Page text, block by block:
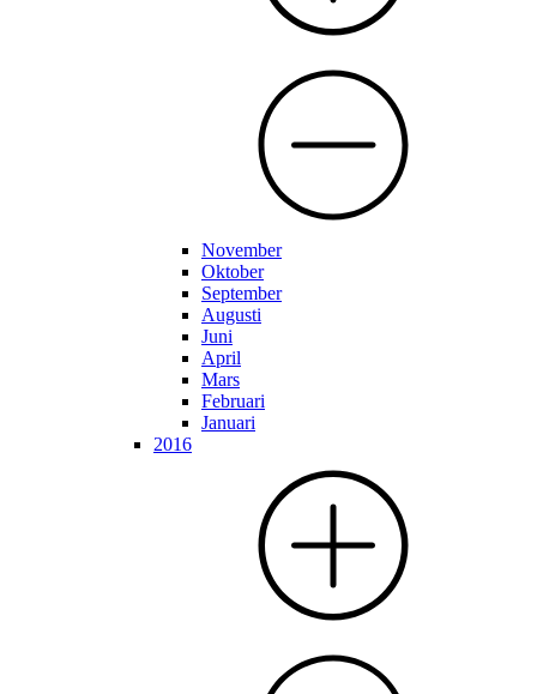
November
Oktober
September
Augusti
Juni
April
Mars
Februari
Januari
2016